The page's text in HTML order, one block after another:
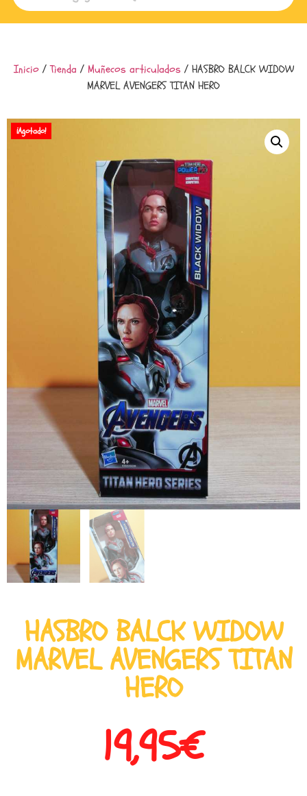
Inicio/Tienda / Muñecos articulados / HASBRO BALCK WIDOW
MARVEL AVENGERS TITAN HERO
¡Agotado!
HASBRO BALCK WIDOW
MARVEL AVENGERS TITAN
HERO
19,95€